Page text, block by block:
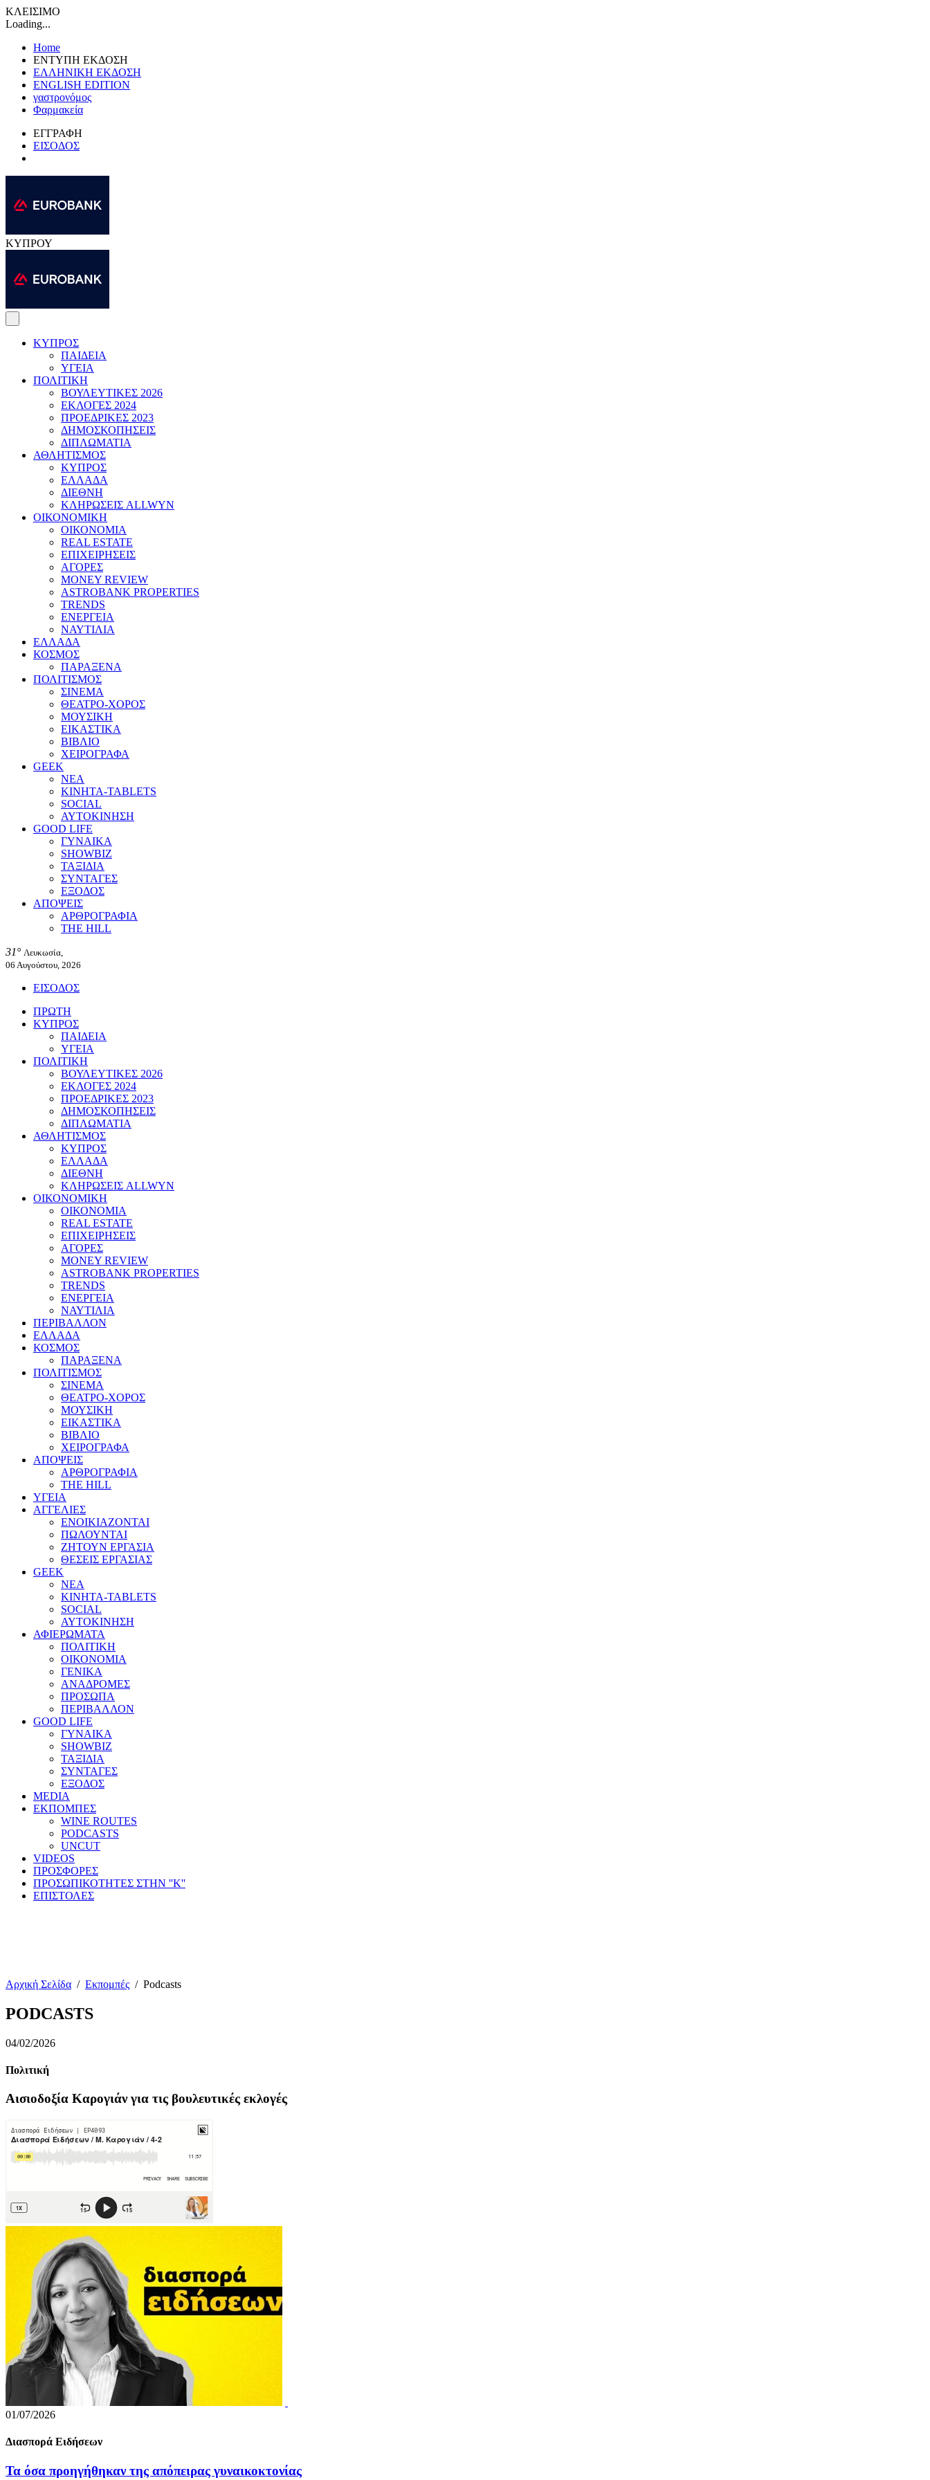
ΚΛΕΙΣΙΜΟ
Loading...
Home
ΕΝΤΥΠΗ ΕΚΔΟΣΗ
ΕΛΛΗΝΙΚΗ ΕΚΔΟΣΗ
ENGLISH EDITION
γαστρονόμος
Φαρμακεία
ΕΓΓΡΑΦΗ
ΕΙΣΟΔΟΣ
ΚΥΠΡΟΥ
ΚΥΠΡΟΣ
ΠΑΙΔΕΙΑ
ΥΓΕΙΑ
ΠΟΛΙΤΙΚΗ
ΒΟΥΛΕΥΤΙΚΕΣ 2026
ΕΚΛΟΓΕΣ 2024
ΠΡΟΕΔΡΙΚΕΣ 2023
ΔΗΜΟΣΚΟΠΗΣΕΙΣ
ΔΙΠΛΩΜΑΤΙΑ
ΑΘΛΗΤΙΣΜΟΣ
ΚΥΠΡΟΣ
ΕΛΛΑΔΑ
ΔΙΕΘΝΗ
ΚΛΗΡΩΣΕΙΣ ALLWYN
ΟΙΚΟΝΟΜΙΚΗ
ΟΙΚΟΝΟΜΙΑ
REAL ESTATE
ΕΠΙΧΕΙΡΗΣΕΙΣ
ΑΓΟΡΕΣ
MONEY REVIEW
ASTROBANK PROPERTIES
TRENDS
ΕΝΕΡΓΕΙΑ
ΝΑΥΤΙΛΙΑ
ΕΛΛΑΔΑ
ΚΟΣΜΟΣ
ΠΑΡΑΞΕΝΑ
ΠΟΛΙΤΙΣΜΟΣ
ΣΙΝΕΜΑ
ΘΕΑΤΡΟ-ΧΟΡΟΣ
ΜΟΥΣΙΚΗ
ΕΙΚΑΣΤΙΚΑ
ΒΙΒΛΙΟ
ΧΕΙΡΟΓΡΑΦΑ
GEEK
ΝΕΑ
ΚΙΝΗΤΑ-TABLETS
SOCIAL
ΑΥΤΟΚΙΝΗΣΗ
GOOD LIFE
ΓΥΝΑΙΚΑ
SHOWBIZ
ΤΑΞΙΔΙΑ
ΣΥΝΤΑΓΕΣ
ΕΞΟΔΟΣ
ΑΠΟΨΕΙΣ
ΑΡΘΡΟΓΡΑΦΙΑ
THE HILL
31° Λευκωσία,
06 Αυγούστου, 2026
ΕΙΣΟΔΟΣ
ΠΡΩΤΗ
ΚΥΠΡΟΣ
ΠΑΙΔΕΙΑ
ΥΓΕΙΑ
ΠΟΛΙΤΙΚΗ
ΒΟΥΛΕΥΤΙΚΕΣ 2026
ΕΚΛΟΓΕΣ 2024
ΠΡΟΕΔΡΙΚΕΣ 2023
ΔΗΜΟΣΚΟΠΗΣΕΙΣ
ΔΙΠΛΩΜΑΤΙΑ
ΑΘΛΗΤΙΣΜΟΣ
ΚΥΠΡΟΣ
ΕΛΛΑΔΑ
ΔΙΕΘΝΗ
ΚΛΗΡΩΣΕΙΣ ALLWYN
ΟΙΚΟΝΟΜΙΚΗ
ΟΙΚΟΝΟΜΙΑ
REAL ESTATE
ΕΠΙΧΕΙΡΗΣΕΙΣ
ΑΓΟΡΕΣ
MONEY REVIEW
ASTROBANK PROPERTIES
TRENDS
ΕΝΕΡΓΕΙΑ
ΝΑΥΤΙΛΙΑ
ΠΕΡΙΒΑΛΛΟΝ
ΕΛΛΑΔΑ
ΚΟΣΜΟΣ
ΠΑΡΑΞΕΝΑ
ΠΟΛΙΤΙΣΜΟΣ
ΣΙΝΕΜΑ
ΘΕΑΤΡΟ-ΧΟΡΟΣ
ΜΟΥΣΙΚΗ
ΕΙΚΑΣΤΙΚΑ
ΒΙΒΛΙΟ
ΧΕΙΡΟΓΡΑΦΑ
ΑΠΟΨΕΙΣ
ΑΡΘΡΟΓΡΑΦΙΑ
THE HILL
ΥΓΕΙΑ
ΑΓΓΕΛΙΕΣ
ΕΝΟΙΚΙΑΖΟΝΤΑΙ
ΠΩΛΟΥΝΤΑΙ
ΖΗΤΟΥΝ ΕΡΓΑΣΙΑ
ΘΕΣΕΙΣ ΕΡΓΑΣΙΑΣ
GEEK
ΝΕΑ
ΚΙΝΗΤΑ-TABLETS
SOCIAL
ΑΥΤΟΚΙΝΗΣΗ
ΑΦΙΕΡΩΜΑΤΑ
ΠΟΛΙΤΙΚΗ
ΟΙΚΟΝΟΜΙΑ
ΓΕΝΙΚΑ
ΑΝΑΔΡΟΜΕΣ
ΠΡΟΣΩΠΑ
ΠΕΡΙΒΑΛΛΟΝ
GOOD LIFE
ΓΥΝΑΙΚΑ
SHOWBIZ
ΤΑΞΙΔΙΑ
ΣΥΝΤΑΓΕΣ
ΕΞΟΔΟΣ
MEDIA
ΕΚΠΟΜΠΕΣ
WINE ROUTES
PODCASTS
UNCUT
VIDEOS
ΠΡΟΣΦΟΡΕΣ
ΠΡΟΣΩΠΙΚΟΤΗΤΕΣ ΣΤΗΝ ''Κ''
ΕΠΙΣΤΟΛΕΣ
Αρχική Σελίδα / Εκπομπές / Podcasts
PODCASTS
04/02/2026
Πολιτική
Αισιοδοξία Καρογιάν για τις βουλευτικές εκλογές
01/07/2026
Διασπορά Ειδήσεων
Τα όσα προηγήθηκαν της απόπειρας γυναικοκτονίας